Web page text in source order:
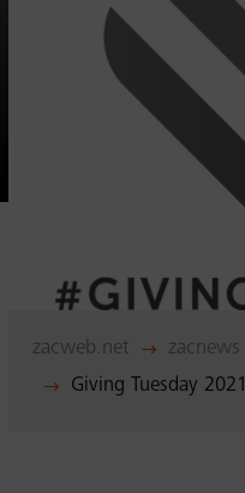
zacweb.net $ zacnews
$ Giving Tuesday 2021